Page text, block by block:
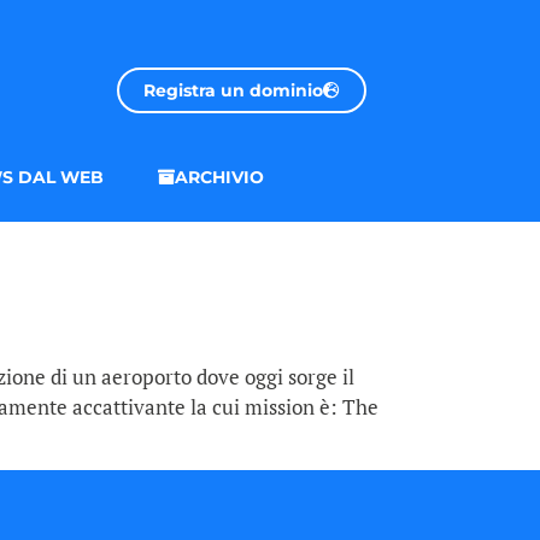
Registra un dominio
DAL WEB ARCHIVIO
di un aeroporto dove oggi sorge il
accattivante la cui mission è: The